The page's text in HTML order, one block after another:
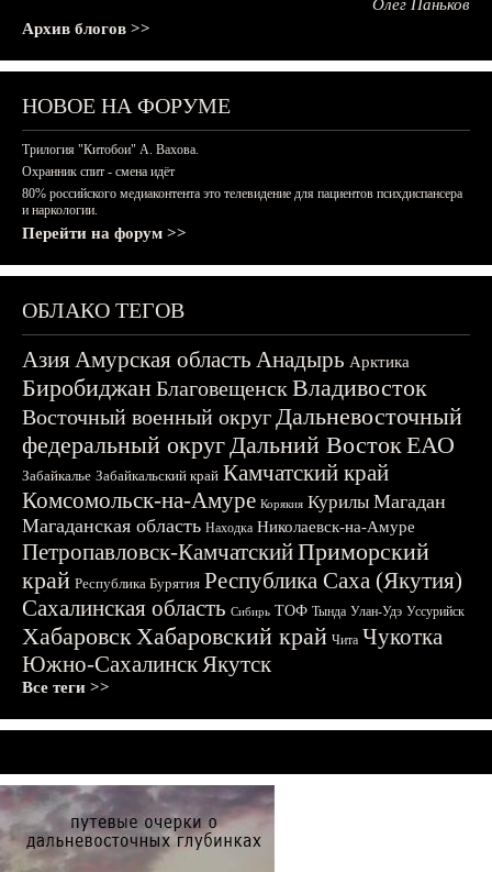
Олег Паньков
Архив блогов >>
НОВОЕ НА ФОРУМЕ
Трилогия "Китобои" А. Вахова.
Охранник спит - смена идёт
80% российского медиаконтента это телевидение для пациентов психдиспансера
и наркологии.
Перейти на форум >>
ОБЛАКО ТЕГОВ
АзияАмурская область Анадырь Арктика
БиробиджанБлаговещенскВладивосток
Восточный военный округДальневосточный
федеральный округДальний ВостокЕАО
Забайкалье Забайкальский край Камчатский край
Комсомольск-на-Амуре Корякия Курилы Магадан
Магаданская область Находка Николаевск-на-Амуре
Петропавловск-КамчатскийПриморский
край Республика Бурятия Республика Саха (Якутия)
Сахалинская область Сибирь ТОФ Тында Улан-Удэ Уссурийск
ХабаровскХабаровский край Чита Чукотка
Южно-СахалинскЯкутск
Все теги >>